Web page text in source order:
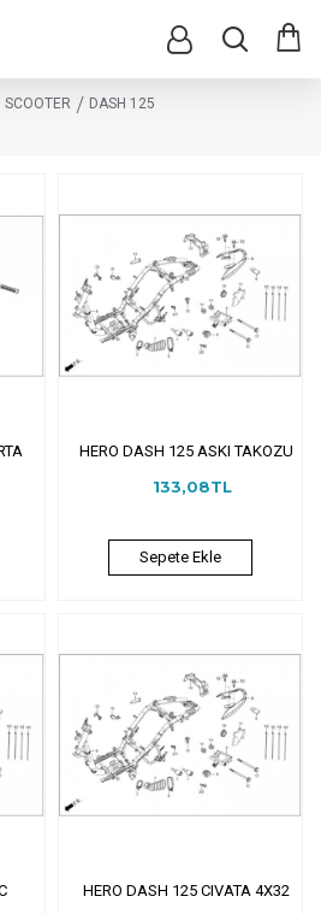
SCOOTER
DASH 125
HERO DASH 125 ASKI TAKOZU
133,08TL
Sepete Ekle
HERO DASH 125 CIVATA 4X32